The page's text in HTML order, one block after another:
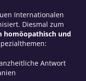
Internationalen
Diesmal zum
homöopathisch und
Antwort